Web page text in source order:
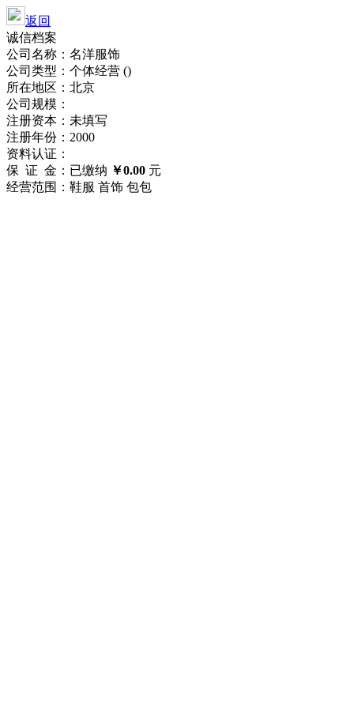
返回
诚信档案
公司名称：名洋服饰
公司类型：个体经营 ()
所在地区：北京
公司规模：
注册资本：未填写
注册年份：2000
资料认证：
保 证 金：已缴纳 ￥0.00 元
经营范围：鞋服 首饰 包包